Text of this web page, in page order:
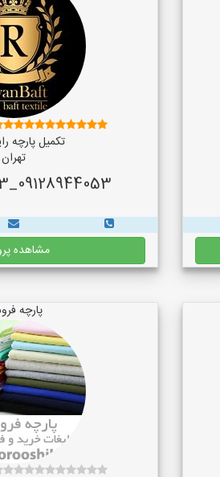
تکمیل پارچه
تهران
09128944053_02155603613
مشاهده
پارچه